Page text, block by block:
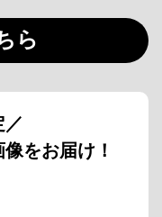
ら
／
をお届け！